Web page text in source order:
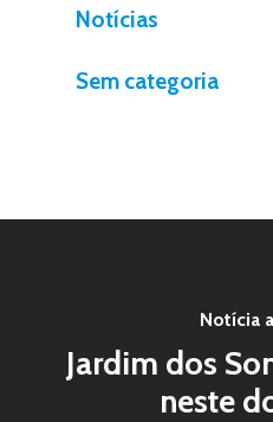
Notícias
Sem categoria
Notícia
Jardim dos
neste